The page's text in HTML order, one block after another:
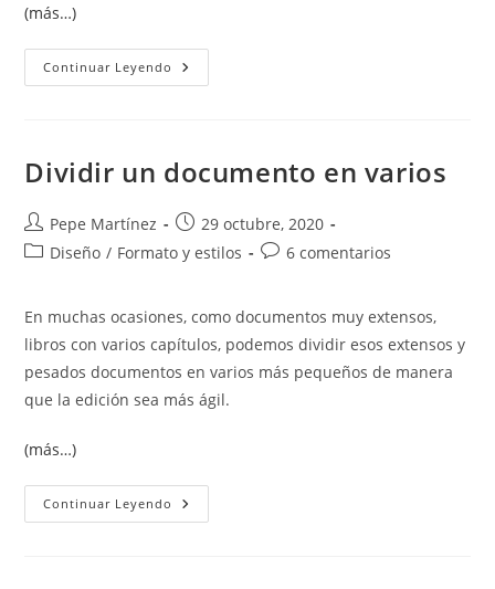
(más…)
Continuar Leyendo Modo
Oscuro
Dividir un documento en varios
Autor
de
Pepe Martínez
Publicación
de
la
29 octubre, 2020
Categoría
entrada:
Diseño / Formato y estilos
Comentarios
entrada:
6 comentarios
En muchas ocasiones, como documentos muy extensos,
libros con varios capítulos, podemos dividir esos extensos y
pesados documentos en varios más pequeños de manera
que la edición sea más ágil.
(más…)
Continuar Leyendo Dividir
Un